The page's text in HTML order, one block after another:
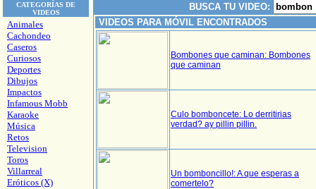
CATEGORÍAS DE
VIDEOS
Animales
Cachondeo
Caseros
Curiosos
Deportes
Dibujos
Impactos
Infamous Mobb
Karaoke
Música
Retos
Television
Toros
Villarreal
Eróticos (X)
BUSCA TU VIDEO:
VIDEOS PARA MÓVIL ENCONTRADOS
Bombones que caminan: Bombones
que caminan
Culo bomboncete: Lo derritirias
verdad? ay pillin pillin.
Un bomboncillo!: A que esperas a
comertelo?